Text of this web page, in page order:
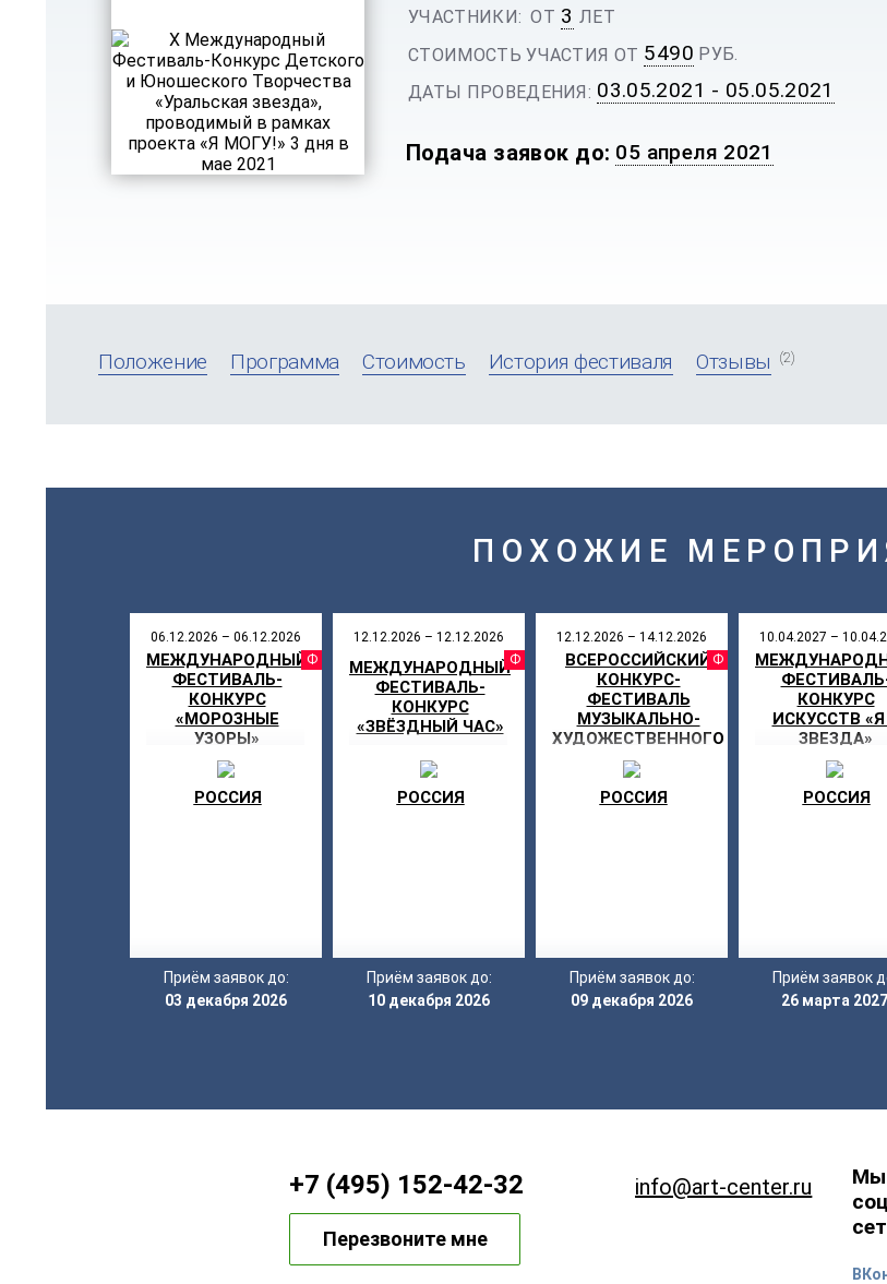
УЧАСТНИКИ: ОТ 3 ЛЕТ
СТОИМОСТЬ УЧАСТИЯ ОТ 5490 РУБ.
ДАТЫ ПРОВЕДЕНИЯ: 03.05.2021 - 05.05.2021
Подача заявок до: 05 апреля 2021
Положение Программа Стоимость История фестиваля Отзывы (2)
ПОХОЖИЕ
06.12.2026 – 06.12.2026
ФЕСТИВАЛЬ
МЕЖДУНАРОДНЫЙ
ФЕСТИВАЛЬ-
КОНКУРС
«МОРОЗНЫЕ
УЗОРЫ»
РОССИЯ
Приём заявок до:
03 декабря 2026
12.12.2026 – 12.12.2026
ФЕСТИВАЛЬ
МЕЖДУНАРОДНЫЙ
ФЕСТИВАЛЬ-
КОНКУРС
«ЗВЁЗДНЫЙ ЧАС»
РОССИЯ
Приём заявок до:
10 декабря 2026
12.12.2026 – 14.12.2026
ВСЕРОССИЙСКИЙ
КОНКУРС-
ФЕСТИВАЛЬ
МУЗЫКАЛЬНО-
ХУДОЖЕСТВЕННОГО
ТВОРЧЕСТВА «МОЯ
ЗВЕЗДА»
РОССИЯ
Приём заявок до:
09 декабря 2026
10.04.2027 –
КОНКУРС
ИСКУССТВ «Я
ЗВЕЗДА»
РОССИЯ
Приём заявок
26 марта 2027
+7 (495) 152-42-32
Перезвоните мне
info@art-center.ru
Мы